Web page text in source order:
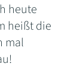
heute
heißt die
mal